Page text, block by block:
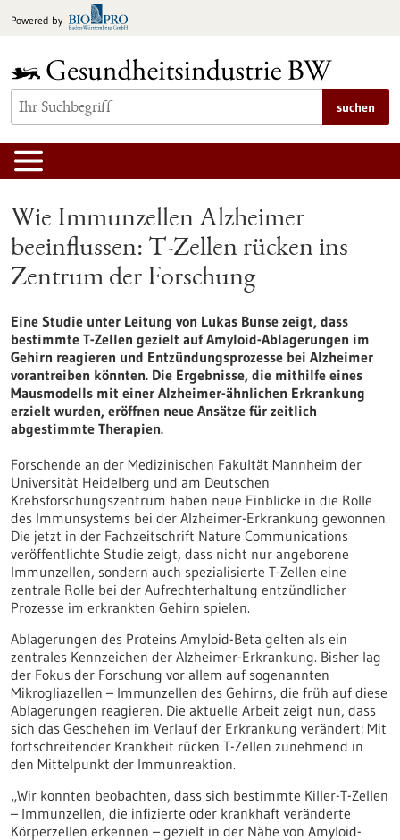
Inhalt
Powered by
suchen
Wie Immunzellen Alzheimer
beeinflussen: T-Zellen rücken ins
Zentrum der Forschung
Eine Studie unter Leitung von Lukas Bunse zeigt, dass
bestimmte T-Zellen gezielt auf Amyloid-Ablagerungen im
Gehirn reagieren und Entzündungsprozesse bei Alzheimer
vorantreiben könnten. Die Ergebnisse, die mithilfe eines
Mausmodells mit einer Alzheimer-ähnlichen Erkrankung
erzielt wurden, eröffnen neue Ansätze für zeitlich
abgestimmte Therapien.
Forschende an der Medizinischen Fakultät Mannheim der
Universität Heidelberg und am Deutschen
Krebsforschungszentrum haben neue Einblicke in die Rolle
des Immunsystems bei der Alzheimer-Erkrankung gewonnen.
Die jetzt in der Fachzeitschrift Nature Communications
veröffentlichte Studie zeigt, dass nicht nur angeborene
Immunzellen, sondern auch spezialisierte T-Zellen eine
zentrale Rolle bei der Aufrechterhaltung entzündlicher
Prozesse im erkrankten Gehirn spielen.
Ablagerungen des Proteins Amyloid-Beta gelten als ein
zentrales Kennzeichen der Alzheimer-Erkrankung. Bisher lag
der Fokus der Forschung vor allem auf sogenannten
Mikrogliazellen – Immunzellen des Gehirns, die früh auf diese
Ablagerungen reagieren. Die aktuelle Arbeit zeigt nun, dass
sich das Geschehen im Verlauf der Erkrankung verändert: Mit
fortschreitender Krankheit rücken T-Zellen zunehmend in
den Mittelpunkt der Immunreaktion.
„Wir konnten beobachten, dass sich bestimmte Killer-T-Zellen
– Immunzellen, die infizierte oder krankhaft veränderte
Körperzellen erkennen – gezielt in der Nähe von Amyloid-